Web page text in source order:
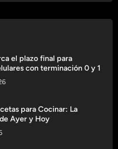
el plazo final para
con terminación 0 y 1
para Cocinar: La
Ayer y Hoy